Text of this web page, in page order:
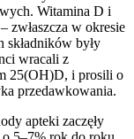
Witamina D i
zwłaszcza w okresie
składników były
wracali z
25(OH)D, i prosili o
przedawkowania.
apteki zaczęły